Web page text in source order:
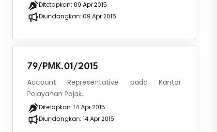
Ditetapkan: 09 Apr 2015
Diundangkan: 09 Apr 2015
79/PMK.01/2015
Account Representative pada Kantor
Pelayanan Pajak.
Ditetapkan: 14 Apr 2015
Diundangkan: 14 Apr 2015